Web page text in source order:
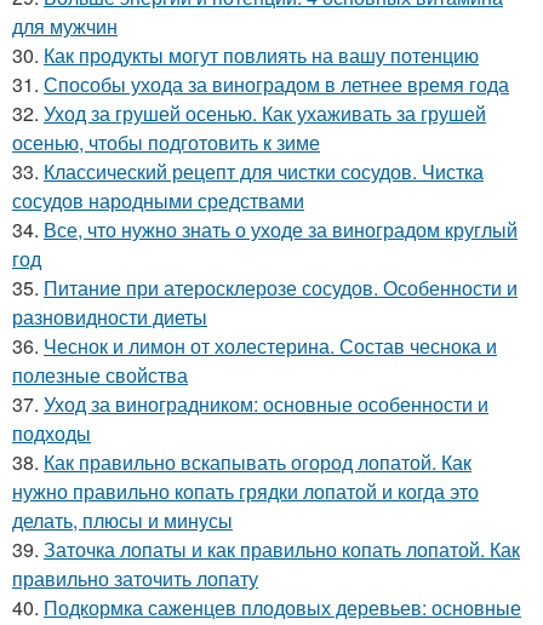
для мужчин
30. Как продукты могут повлиять на вашу потенцию
31. Способы ухода за виноградом в летнее время года
32. Уход за грушей осенью. Как ухаживать за грушей
осенью, чтобы подготовить к зиме
33. Классический рецепт для чистки сосудов. Чистка
сосудов народными средствами
34. Все, что нужно знать о уходе за виноградом круглый
год
35. Питание при атеросклерозе сосудов. Особенности и
разновидности диеты
36. Чеснок и лимон от холестерина. Состав чеснока и
полезные свойства
37. Уход за виноградником: основные особенности и
подходы
38. Как правильно вскапывать огород лопатой. Как
нужно правильно копать грядки лопатой и когда это
делать, плюсы и минусы
39. Заточка лопаты и как правильно копать лопатой. Как
правильно заточить лопату
40. Подкормка саженцев плодовых деревьев: основные